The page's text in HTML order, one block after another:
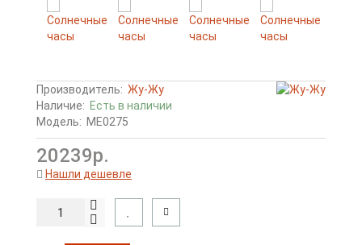
Производитель: Жу-Жу
Наличие: Есть в наличии
Модель: МЕ0275
20239р.
Нашли дешевле